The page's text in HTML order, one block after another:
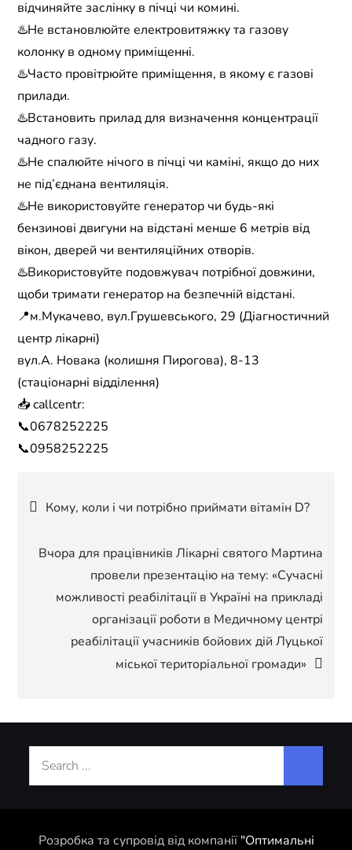
відчиняйте заслінку в пічці чи комині.
♨️Не встановлюйте електровитяжку та газову
колонку в одному приміщенні.
♨️Часто провітрюйте приміщення, в якому є газові
прилади.
♨️Встановить прилад для визначення концентрації
чадного газу.
♨️Не спалюйте нічого в пічці чи каміні, якщо до них
не під’єднана вентиляція.
♨️Не використовуйте генератор чи будь-які
бензинові двигуни на відстані менше 6 метрів від
вікон, дверей чи вентиляційних отворів.
♨️Використовуйте подовжувач потрібної довжини,
щоби тримати генератор на безпечній відстані.
📍м.Мукачево, вул.Грушевського, 29 (Діагностичний
центр лікарні)
вул.А. Новака (колишня Пирогова), 8-13
(стаціонарні відділення)
📥 callcentr:
📞0678252225
📞0958252225
Навігація
записів
Кому, коли і чи потрібно приймати вітамін D?
Вчора для працівників Лікарні святого Мартина
провели презентацію на тему: «Сучасні
можливості реабілітації в Україні на прикладі
організації роботи в Медичному центрі
реабілітації учасників бойових дій Луцької
міської територіальної громади»
Search
Розробка та супровід від компанії "Оптимальні